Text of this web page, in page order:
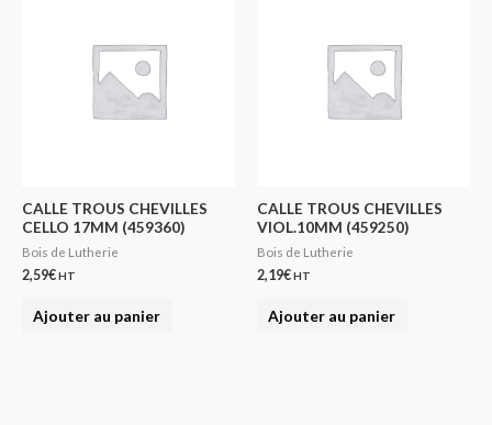
CALLE TROUS CHEVILLES
CELLO 17MM (459360)
Bois de Lutherie
2,59€HT
Ajouter au panier
CALLE TROUS CHEVILLES
VIOL.10MM (459250)
Bois de Lutherie
2,19€HT
Ajouter au panier